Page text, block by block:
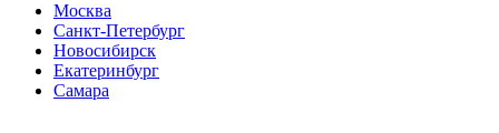
Москва
Санкт-Петербург
Новосибирск
Екатеринбург
Самара